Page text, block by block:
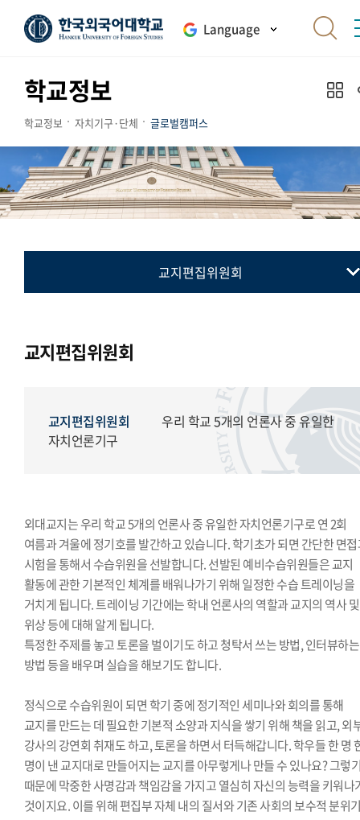
Language
학교정보
학교정보 자치기구·단체 글로벌캠퍼스
교지편집위원회
국제학생회
세계민속문화축전준비위원회
교지편집위원회
교지편집위원회
우리 학교 5개의 언론사 중 유일한
자치언론기구
외대교지는 우리 학교 5개의 언론사 중 유일한 자치언론기구로 연 2회
여름과 겨울에 정기호를 발간하고 있습니다. 학기초가 되면 간단한 면
시험을 통해서 수습위원을 선발합니다. 선발된 예비수습위원들은 교지
활동에 관한 기본적인 체계를 배워나가기 위해 일정한 수습 트레이닝을
거치게 됩니다. 트레이닝 기간에는 학내 언론사의 역할과 교지의 역사 및
위상 등에 대해 알게 됩니다.
특정한 주제를 놓고 토론을 벌이기도 하고 청탁서 쓰는 방법, 인터뷰하는
방법 등을 배우며 실습을 해보기도 합니다.
정식으로 수습위원이 되면 학기 중에 정기적인 세미나와 회의를 통해
교지를 만드는 데 필요한 기본적 소양과 지식을 쌓기 위해 책을 읽고, 외
강사의 강연회 취재도 하고, 토론을 하면서 터득해갑니다. 학우들 한 명
명이 낸 교지대로 만들어지는 교지를 아무렇게나 만들 수 있나요? 그렇
때문에 막중한 사명감과 책임감을 가지고 열심히 자신의 능력을 키워나
것이지요. 이를 위해 편집부 자체 내의 질서와 기존 사회의 보수적 분위